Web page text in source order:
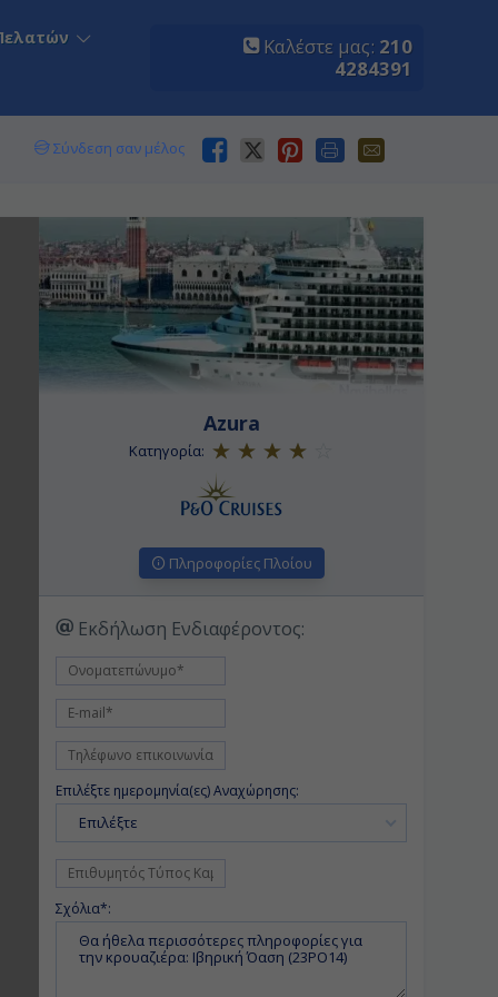
Καλέστε μας: 210
4284391
Σύνδεση σαν μέλος
Azura
Κατηγορία:
Πληροφορίες Πλοίου
Εκδήλωση Ενδιαφέροντος:
Επιλέξτε ημερομηνία(ες) Αναχώρησης:
Επιλέξτε
Σχόλια*: